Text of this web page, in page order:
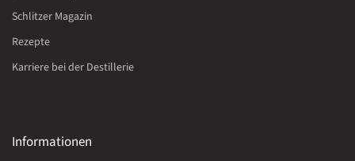
Schlitzer Magazin
Rezepte
Karriere bei der Destillerie
Informationen